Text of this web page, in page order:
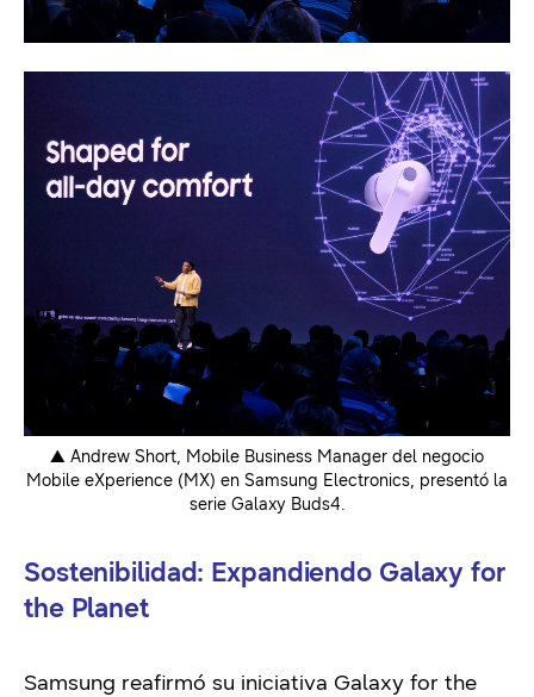
▲ Andrew Short, Mobile Business Manager del negocio
Mobile eXperience (MX) en Samsung Electronics, presentó la
serie Galaxy Buds4.
Sostenibilidad: Expandiendo Galaxy for
the Planet
Samsung reafirmó su iniciativa Galaxy for the